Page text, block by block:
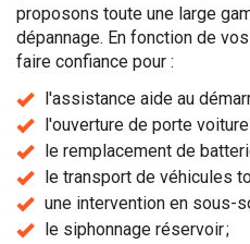
proposons toute une large
dépannage. En fonction de
faire confiance pour :
l'assistance aide au
l'ouverture de porte voiture
le remplacement de
le transport de véhicules
une intervention en sous-
le siphonnage réservoir ;